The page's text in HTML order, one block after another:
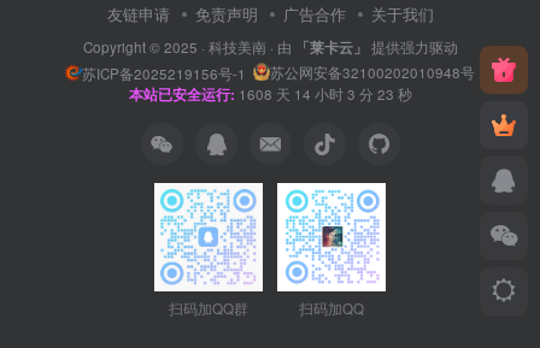
友链申请 免责声明 广告合作 关于我们
Copyright © 2025 · 科技美南 · 由 「莱卡云」 提供强力驱动
苏ICP备2025219156号-1
苏公网安备32100202010948号
本站已安全运行: 1608 天 14 小时3 分 24 秒
扫码加QQ群 扫码加QQ